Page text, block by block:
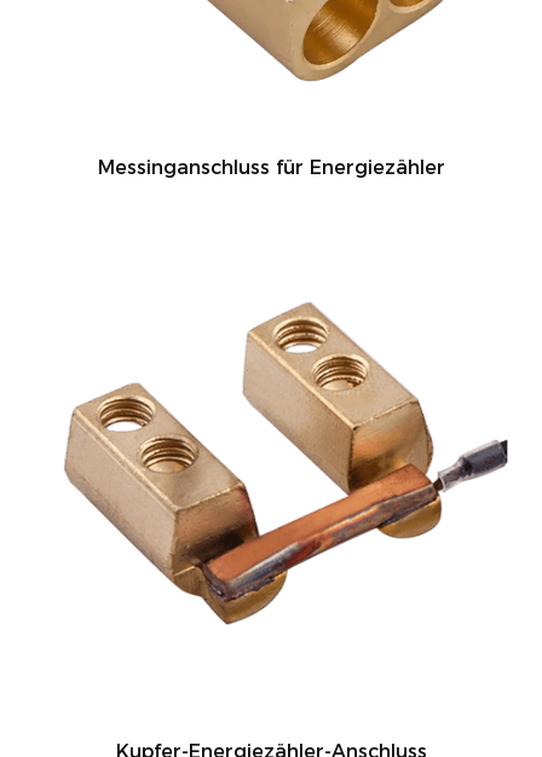
Messinganschluss für Energiezähler
Kupfer-Energiezähler-Anschluss